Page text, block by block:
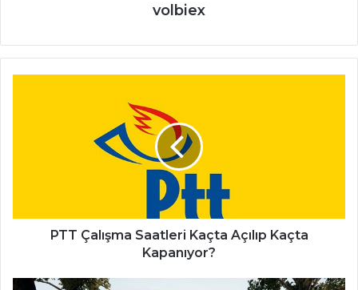
volbiex
PTT Çalışma Saatleri Kaçta Açılıp Kaçta
Kapanıyor?
PUBG